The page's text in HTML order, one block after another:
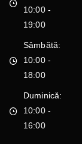
10:00 -
19:00
Sâmbătă:
10:00 -
18:00
Duminică:
10:00 -
16:00